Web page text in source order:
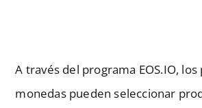
A través del programa EOS.IO,
monedas pueden seleccionar